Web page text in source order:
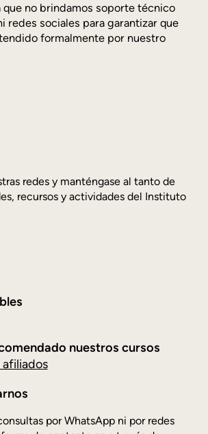
que no brindamos soporte técnico
redes sociales para garantizar que
formalmente por nuestro
redes y manténgase al tanto de
recursos y actividades del Instituto
nuestros cursos
afiliados
por WhatsApp ni por redes